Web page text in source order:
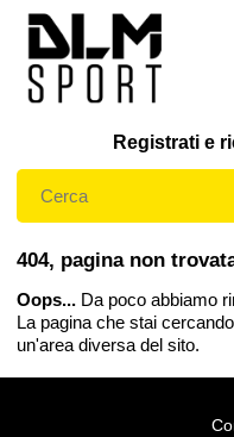
Registrati e
404, pagina non
Oops... Da poco abbiamo
La pagina che stai
un'area diversa del sito.